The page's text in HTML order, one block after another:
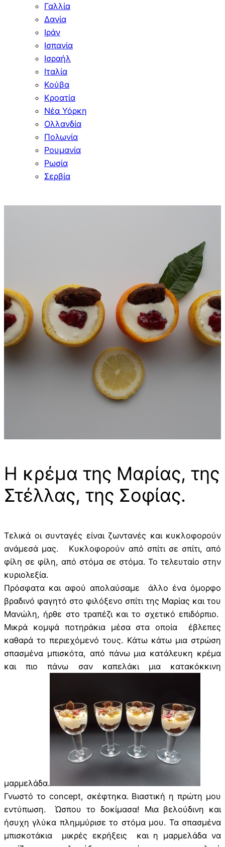
Γαλλία
Δανία
Ιράν
Ισπανία
Ισραήλ
Ιταλία
Κούβα
Κροατία
Νέα Υόρκη
Ολλανδία
Πολωνία
Ρουμανία
Ρωσία
Σερβία
Η κρέμα της Μαρίας, της
Στέλλας, της Σοφίας.
Τελικά οι συνταγές είναι ζωντανές και κυκλοφορούν
ανάμεσά μας. Κυκλοφορούν από σπίτι σε σπίτι, από
φίλη σε φίλη, από στόμα σε στόμα. Το τελευταίο στην
κυριολεξία.
Πρόσφατα και αφού απολαύσαμε άλλο ένα όμορφο
βραδινό φαγητό στο φιλόξενο σπίτι της Μαρίας και του
Μανώλη, ήρθε στο τραπέζι και το σχετικό επιδόρπιο.
Μικρά κομψά ποτηράκια μέσα στα οποία έβλεπες
καθαρά το περιεχόμενό τους. Κάτω κάτω μια στρώση
σπασμένα μπισκότα, από πάνω μια κατάλευκη κρέμα
και πιο πάνω σαν καπελάκι μια κατακόκκινη
μαρμελάδα.
Γνωστό το concept, σκέφτηκα. Βιαστική η πρώτη μου
εντύπωση. Ώσπου το δοκίμασα! Μια βελούδινη και
ήσυχη γλύκα πλημμύρισε το στόμα μου. Τα σπασμένα
μπισκοτάκια μικρές εκρήξεις και η μαρμελάδα να